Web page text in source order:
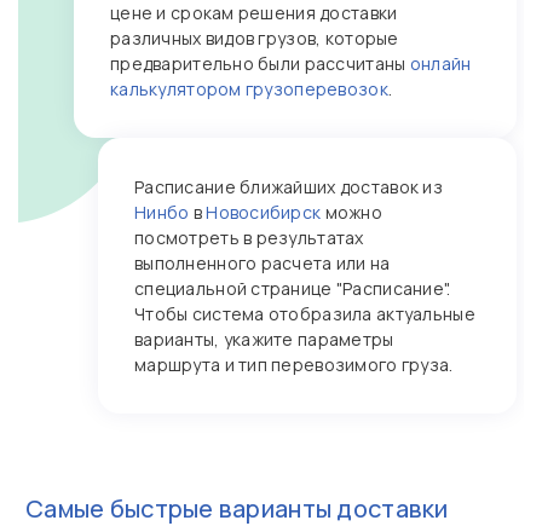
цене и срокам решения доставки
различных видов грузов, которые
предварительно были рассчитаны онлайн
калькулятором грузоперевозок.
Расписание ближайших доставок из
Нинбо вНовосибирск можно
посмотреть в результатах
выполненного расчета или на
специальной странице "Расписание".
Чтобы система отобразила актуальные
варианты, укажите параметры
маршрута и тип перевозимого груза.
Самые быстрые варианты доставки